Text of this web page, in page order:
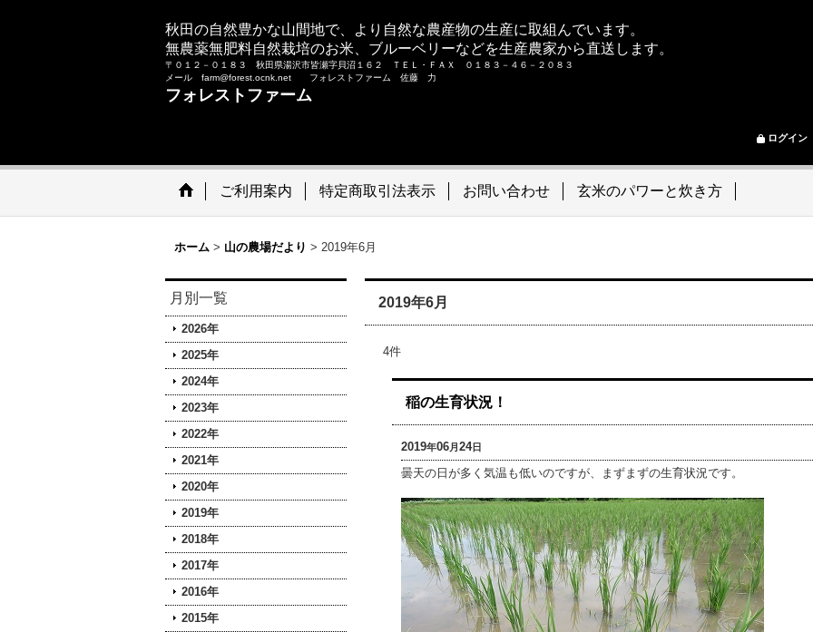
秋田の自然豊かな山間地で、より自然な農産物の生産に取組んでいます。
無農薬無肥料自然栽培のお米、ブルーベリーなどを生産農家から直送します。
〒０１２－０１８３ 秋田県湯沢市皆瀬字貝沼１６２ ＴＥＬ・ＦＡＸ ０１８３－４６－２０８３
メール farm@forest.ocnk.net フォレストファーム 佐藤 力
フォレストファーム
ログイン
ご利用案内 特定商取引法表示 お問い合わせ 玄米のパワーと炊き方
ホーム > 山の農場だより > 2019年6月
月別一覧
2026年
2025年
2024年
2023年
2022年
2021年
2020年
2019年
2018年
2017年
2016年
2015年
2019年6月
4件
稲の生育状況！
2019年06月24日
曇天の日が多く気温も低いのですが、まずまずの生育状況です。